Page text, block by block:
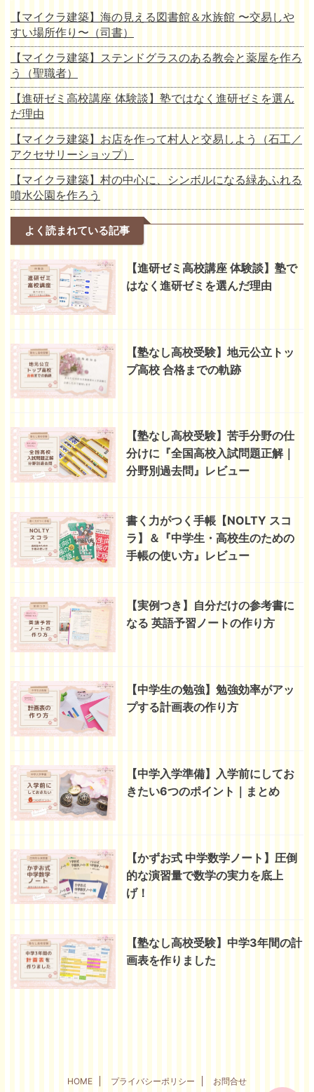
【マイクラ建築】海の見える図書館＆水族館 〜交易しや
すい場所作り〜（司書）
【マイクラ建築】ステンドグラスのある教会と薬屋を作ろ
う（聖職者）
【進研ゼミ高校講座 体験談】塾ではなく進研ゼミを選ん
だ理由
【マイクラ建築】お店を作って村人と交易しよう（石工／
アクセサリーショップ）
【マイクラ建築】村の中心に、シンボルになる緑あふれる
噴水公園を作ろう
よく読まれている記事
【進研ゼミ高校講座 体験談】塾で
はなく進研ゼミを選んだ理由
【塾なし高校受験】地元公立トッ
プ高校 合格までの軌跡
【塾なし高校受験】苦手分野の仕
分けに『全国高校入試問題正解｜
分野別過去問』レビュー
書く力がつく手帳【NOLTY スコ
ラ】＆『中学生・高校生のための
手帳の使い方』レビュー
【実例つき】自分だけの参考書に
なる 英語予習ノートの作り方
【中学生の勉強】勉強効率がアッ
プする計画表の作り方
【中学入学準備】入学前にしてお
きたい6つのポイント｜まとめ
【かずお式 中学数学ノート】圧倒
的な演習量で数学の実力を底上
げ！
【塾なし高校受験】中学3年間の計
画表を作りました
HOME プライバシーポリシー お問合せ